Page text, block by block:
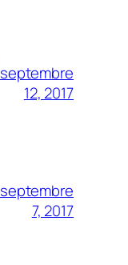
septembre
12, 2017
septembre
7, 2017